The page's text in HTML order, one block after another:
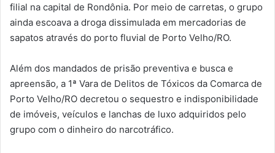
filial na capital de Rondônia. Por meio de carretas, o grupo
ainda escoava a droga dissimulada em mercadorias de
sapatos através do porto fluvial de Porto Velho/RO.
Além dos mandados de prisão preventiva e busca e
apreensão, a 1ª Vara de Delitos de Tóxicos da Comarca de
Porto Velho/RO decretou o sequestro e indisponibilidade
de imóveis, veículos e lanchas de luxo adquiridos pelo
grupo com o dinheiro do narcotráfico.